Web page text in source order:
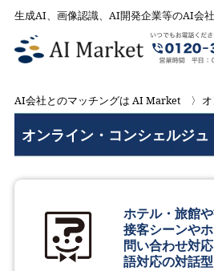
生成AI、画像認識、AI開発企業等のAI会
AI会社とのマッチングは AI Market
オンライン・コンシェルジュ
ホテル・旅館
接客シーンや
問い合わせ対
語対応の対話